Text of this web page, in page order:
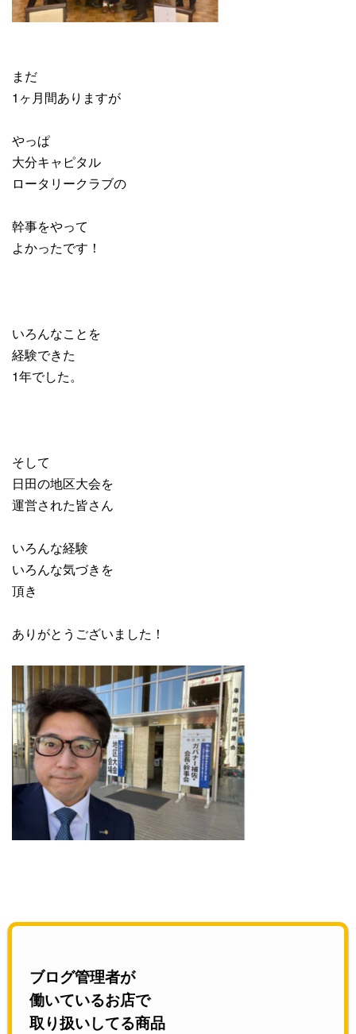
まだ
1ヶ月間ありますが
やっぱ
大分キャピタル
ロータリークラブの
幹事をやって
よかったです！
いろんなことを
経験できた
1年でした。
そして
日田の地区大会を
運営された皆さん
いろんな経験
いろんな気づきを
頂き
ありがとうございました！
ブログ管理者が
働いているお店で
取り扱いしてる商品